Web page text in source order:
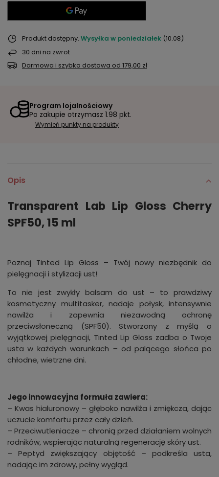
Produkt dostępny Wysyłka w poniedziałek (10.08)
30 dni na zwrot
Darmowa i szybka dostawa od 179,00 zł
Program lojalnościowy
Po zakupie otrzymasz 1.98 pkt.
Wymień punkty na produkty
Opis
Transparent Lab Lip Gloss Cherry
SPF50, 15 ml
Poznaj Tinted Lip Gloss – Twój nowy niezbędnik do
pielęgnacji i stylizacji ust!
To nie jest zwykły balsam do ust – to prawdziwy
kosmetyczny multitasker, nadaje połysk, intensywnie
nawilża i zapewnia niezawodną ochronę
przeciwsłoneczną (SPF50). Stworzony z myślą o
wyjątkowej pielęgnacji, Tinted Lip Gloss zadba o Twoje
usta w każdych warunkach – od palącego słońca po
chłodne, wietrzne dni.
Jego innowacyjna formuła zawiera:
– Kwas hialuronowy – głęboko nawilża i zmiękcza, dając
uczucie komfortu przez cały dzień.
– Przeciwutleniacze – chronią przed działaniem wolnych
rodników, wspierając naturalną regenerację skóry ust.
– Peptyd zwiększający objętość – podkreśla usta,
nadając im zdrowy, pełny wygląd.